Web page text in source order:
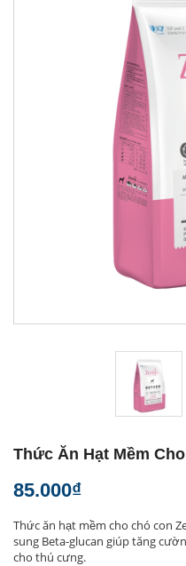
Thức Ăn Hạt Mềm
85.000₫
Thức ăn hạt mềm cho chó con
sung Beta-glucan giúp tăng
cho thú cưng.